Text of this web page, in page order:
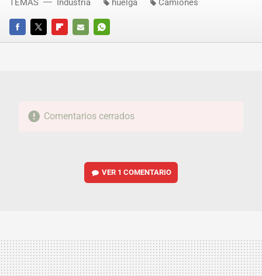
FACEBOOKTWITTERFLIPBOARD
E-
WHATSAPP
Comentarios cerrados
VER 1 COMENTARIO